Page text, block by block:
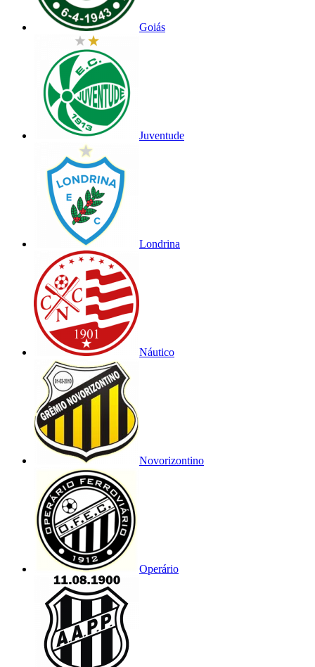
Goiás
Juventude
Londrina
Náutico
Novorizontino
Operário